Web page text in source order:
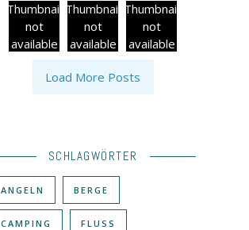
Thumbnail
not
available
Thumbnail
not
available
Thumbnail
not
available
Load More Posts
SCHLAGWÖRTER
ANGELN BERGE
CAMPING FLUSS